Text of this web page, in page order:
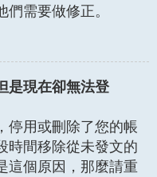
需要做修正。
是現在卻無法登
停用或刪除了您的帳
時間移除從未發文的
這個原因，那麼請重